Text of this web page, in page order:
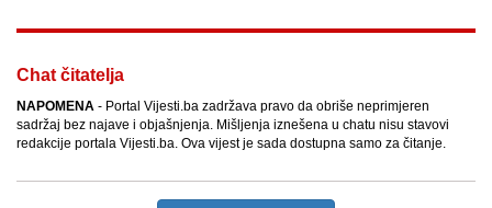
Chat čitatelja
NAPOMENA - Portal Vijesti.ba zadržava pravo da obriše neprimjeren
sadržaj bez najave i objašnjenja. Mišljenja iznešena u chatu nisu stavovi
redakcije portala Vijesti.ba. Ova vijest je sada dostupna samo za čitanje.